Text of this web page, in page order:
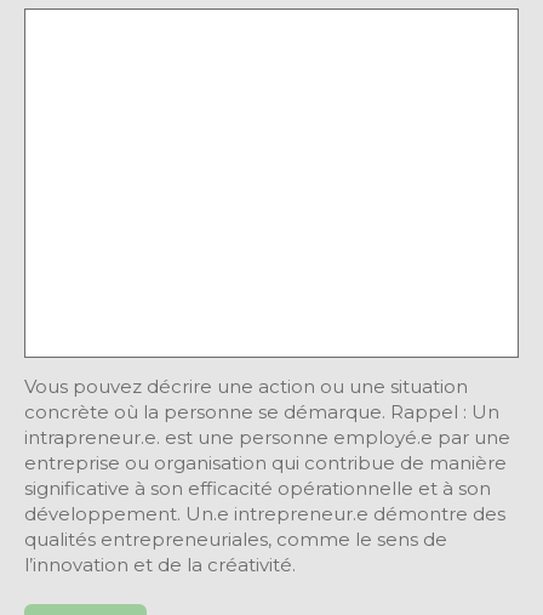
Vous pouvez décrire une action ou une situation
concrète où la personne se démarque. Rappel : Un
intrapreneur.e. est une personne employé.e par une
entreprise ou organisation qui contribue de manière
significative à son efficacité opérationnelle et à son
développement. Un.e intrepreneur.e démontre des
qualités entrepreneuriales, comme le sens de
l’innovation et de la créativité.